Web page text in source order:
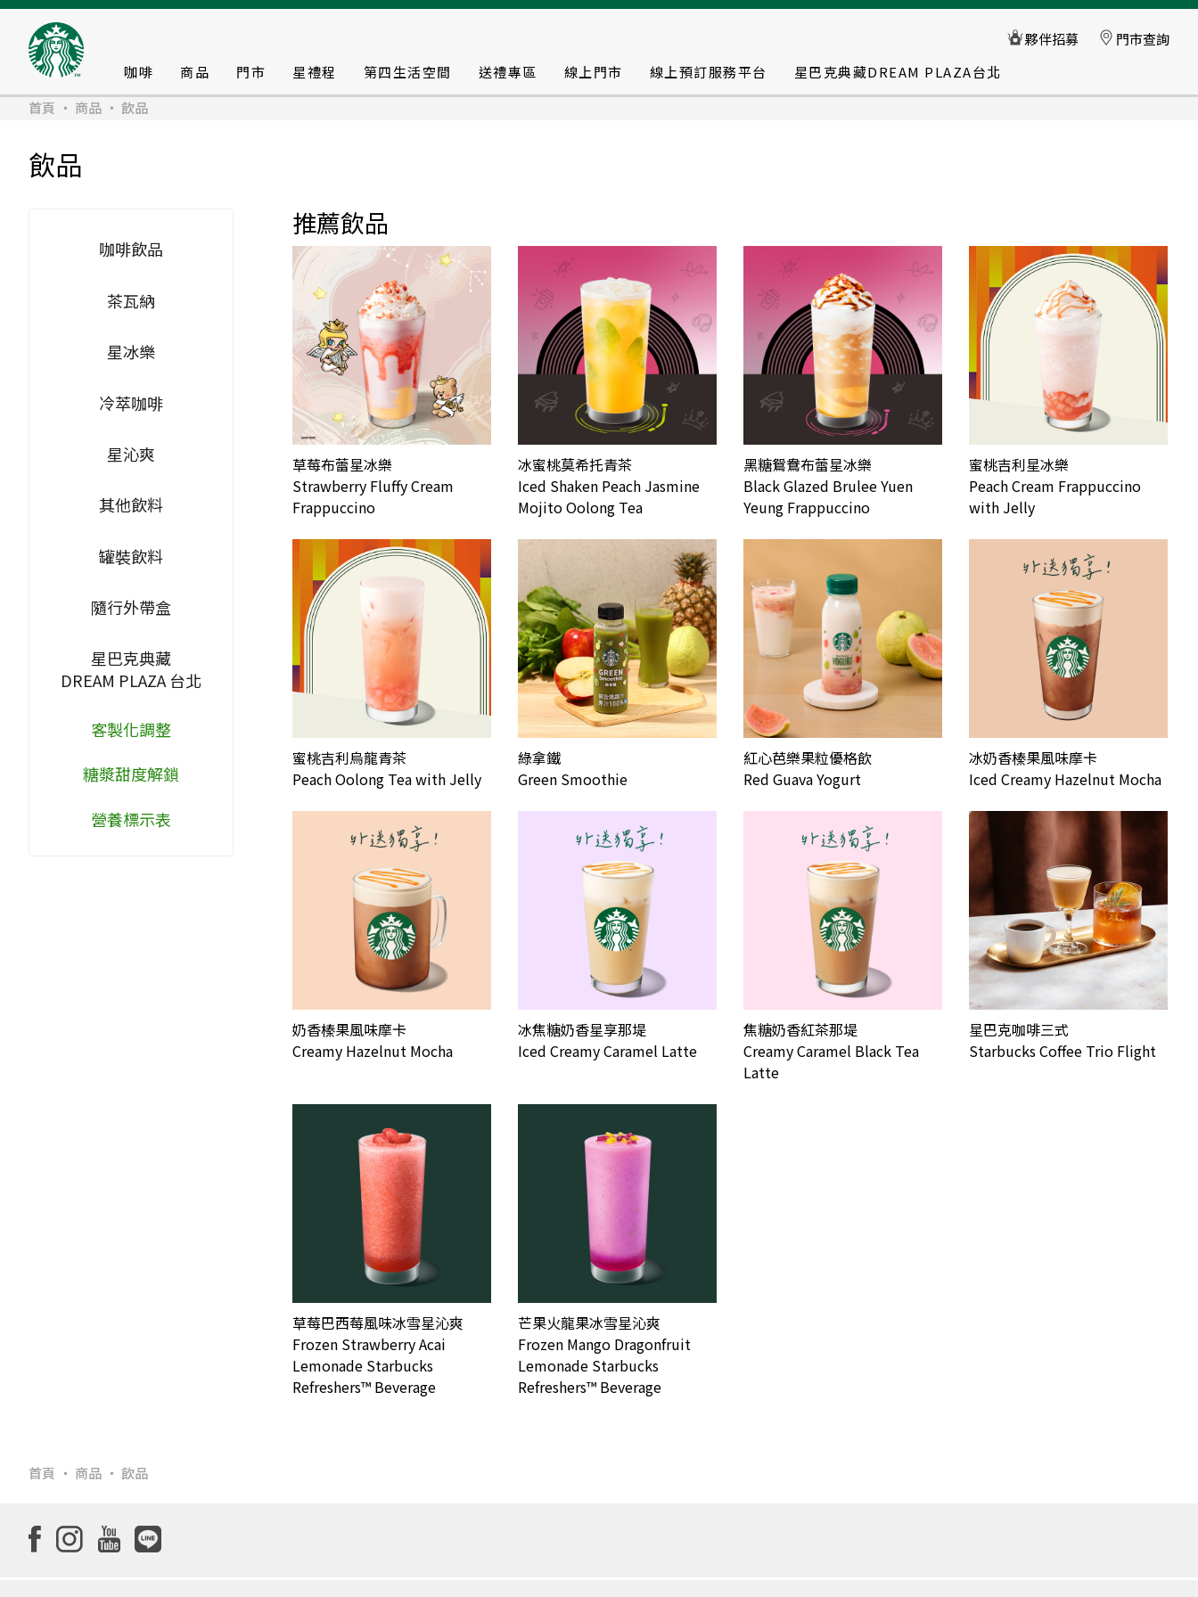
咖啡 商品 門市 星禮程 第四生活空間 送禮專區 線上門市 線上預訂服務平台
星巴克典藏DREAM PLAZA台北
首頁
商品 飲品
飲品
咖啡飲品
茶瓦納
星冰樂
冷萃咖啡
星沁爽
其他飲料
罐裝飲料
隨行外帶盒
星巴克典藏
DREAM PLAZA 台北
客製化調整
糖漿甜度解鎖
營養標示表
推薦飲品
草莓布蕾星冰樂
Strawberry Fluffy Cream
Frappuccino
冰蜜桃莫希托青茶
Iced Shaken Peach Jasmine
Mojito Oolong Tea
黑糖鴛鴦布蕾星冰樂
Black Glazed Brulee Yuen
Yeung Frappuccino
蜜桃吉利星冰樂
Peach Cream Frappuccino
with Jelly
蜜桃吉利烏龍青茶
Peach Oolong Tea with Jelly
綠拿鐵
Green Smoothie
紅心芭樂果粒優格飲
Red Guava Yogurt
冰奶香榛果風味摩卡
Iced Creamy Hazelnut Mocha
奶香榛果風味摩卡
Creamy Hazelnut Mocha
冰焦糖奶香星享那堤
Iced Creamy Caramel Latte
焦糖奶香紅茶那堤
Creamy Caramel Black Tea
Latte
星巴克咖啡三式
Starbucks Coffee Trio Flight
草莓巴西莓風味冰雪星沁爽
Frozen Strawberry Acai
Lemonade Starbucks
Refreshers™ Beverage
芒果火龍果冰雪星沁爽
Frozen Mango Dragonfruit
Lemonade Starbucks
Refreshers™ Beverage
首頁 商品 飲品